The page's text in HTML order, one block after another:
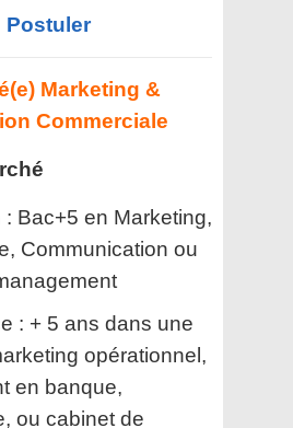
Postuler
Marketing &
Commerciale
: Bac+5 en Marketing,
Communication ou
: + 5 ans dans une
opérationnel,
en banque,
ou cabinet de